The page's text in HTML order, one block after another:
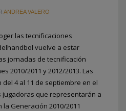
ANDREA VALERO
las tecnificaciones
vuelve a estar
jornadas de tecnificación
2010/2011 y 2012/2013. Las
4 al 11 de septiembre en el
jugadoras que representarán a
Generación 2010/2011